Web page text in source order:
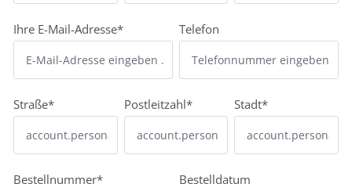
Ihre E-Mail-Adresse* Telefon
Straße* Postleitzahl* Stadt*
Bestellnummer* Bestelldatum